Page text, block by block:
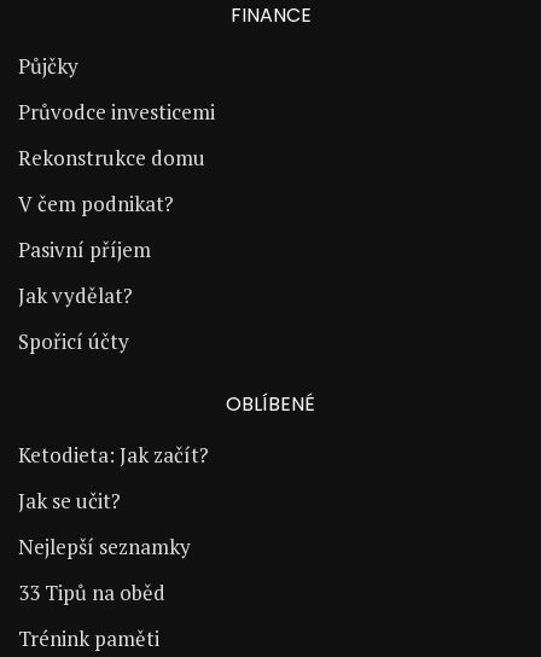
FINANCE
Půjčky
Průvodce investicemi
Rekonstrukce domu
V čem podnikat?
Pasivní příjem
Jak vydělat?
Spořicí účty
OBLÍBENÉ
Ketodieta: Jak začít?
Jak se učit?
Nejlepší seznamky
33 Tipů na oběd
Trénink paměti